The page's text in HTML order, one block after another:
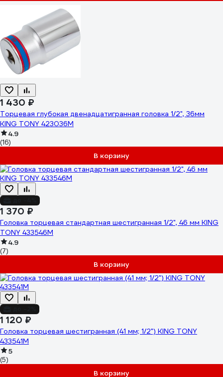
1 430 ₽
Торцевая глубокая двенадцатигранная головка 1/2", 36мм
KING TONY 423036M
4.9
(16)
В корзину
1 370 ₽
Головка торцевая стандартная шестигранная 1/2", 46 мм KING
TONY 433546M
4.9
(7)
В корзину
1 120 ₽
Головка торцевая шестигранная (41 мм; 1/2") KING TONY
433541M
5
(5)
В корзину